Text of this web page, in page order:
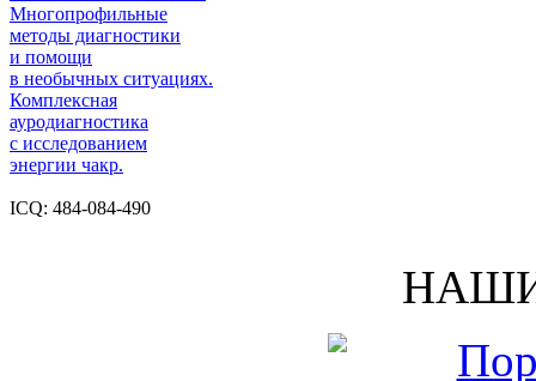
Многопрофильные
методы диагностики
и помощи
в необычных ситуациях.
Комплексная
ауродиагностика
с исследованием
энергии чакр.
ICQ: 484-084-490